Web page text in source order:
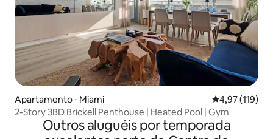
Apartamento ⋅ Miami 4,97 de uma
4,97 (119)
2-Story 3BD Brickell Penthouse | Heated Pool | Gym
Outros aluguéis por temporada